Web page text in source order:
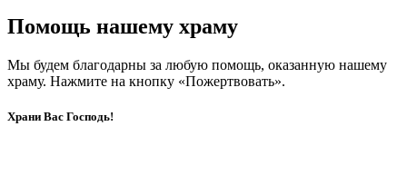
Помощь нашему храму
Мы будем благодарны за любую помощь, оказанную нашему
храму. Нажмите на кнопку «Пожертвовать».
Храни Вас Господь!